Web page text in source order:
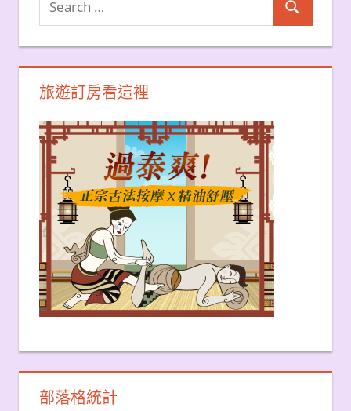
for:
Search
旅遊訂房看這裡
部落格統計